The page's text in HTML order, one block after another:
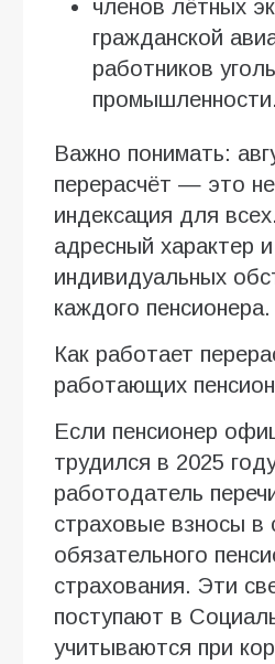
членов лётных
гражданской
работников
промышленности.
Важно понимать:
перерасчёт — это
индексация для
адресный характер
индивидуальных
каждого пенсионера.
Как работает
работающих
Если пенсионер
трудился в 2025
работодатель
страховые взносы в
обязательного
страхования. Эти
поступают в
учитываются при